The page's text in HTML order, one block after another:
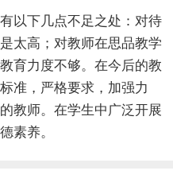
以下几点不足之处：对待
太高；对教师在思品教学
育力度不够。在今后的教
准，严格要求，加强力
教师。在学生中广泛开展
素养。